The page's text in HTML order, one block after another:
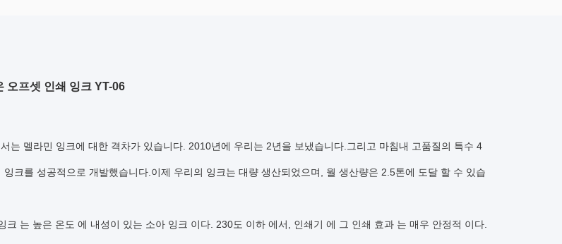
오프셋 인쇄 잉크 YT-06
는 멜라민 잉크에 대한 격차가 있습니다. 2010년에 우리는 2년을 보냈습니다.그리고 마침내 고품질의 특수 4
잉크를 성공적으로 개발했습니다.이제 우리의 잉크는 대량 생산되었으며, 월 생산량은 2.5톤에 도달 할 수 있습
크 는 높은 온도 에 내성이 있는 소아 잉크 이다. 230도 이하 에서, 인쇄기 에 그 인쇄 효과 는 매우 안정적 이다.